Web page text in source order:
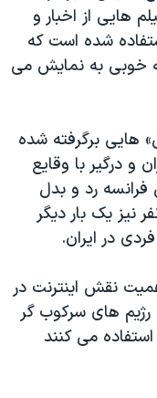
هایی از اخبار و
شده است که
به خوبی به نمایش می
هایی برگرفته شده
و درگیر با وقایع
فرانسه رد و بدل
نیز یک بار دیگر
در ایران.
نقش اینترنت در
های سرکوب گر
می کنند